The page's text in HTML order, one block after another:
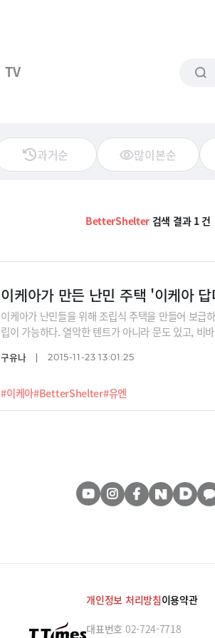
TV
과거순 많이본순
BetterShelter 검색 결과 1 건
이케아가 만든 난민 주택 '이케아
#이케아#BetterShelter#유엔
이케아가 난민들을 위해 조립식 주택을 만들어 보급
립이 가능하다. 열악한 텐트가 아니라 문도 있고, 비
구유나 2015-11-23 13:01:25
개인정보 처리방침이용약관
대표번호 02-724-7718